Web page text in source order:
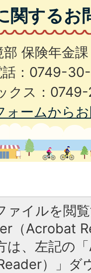
関するお
保険年金
話：0749-
クス：
ォームから
ァイルを閲
（Acrobat
は、左記の
）」ダ